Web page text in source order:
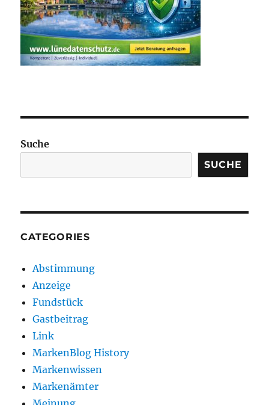
Suche
SUCHE
CATEGORIES
Abstimmung
Anzeige
Fundstück
Gastbeitrag
Link
MarkenBlog History
Markenwissen
Markenämter